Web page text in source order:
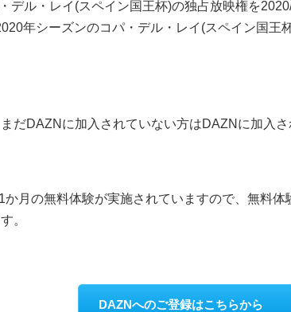
デル・レイ(スペイン国王杯)の独占放映権を
年シーズンのコパ・デル・レイ(スペイン国王
だDAZNに加入されていない方はDAZNに加入さ
か月の無料体験が実施されていますので、無料体
。
DAZNへのご登録はこちらから